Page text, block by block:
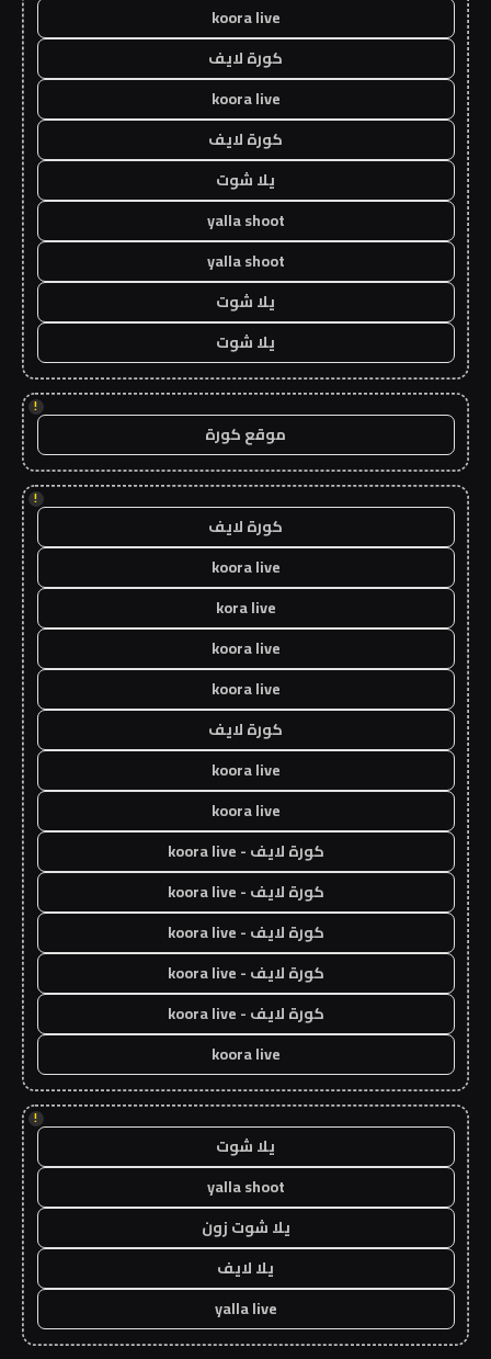
koora live
كورة لايف
koora live
كورة لايف
يلا شوت
yalla shoot
yalla shoot
يلا شوت
يلا شوت
!
موقع كورة
!
كورة لايف
koora live
kora live
koora live
koora live
كورة لايف
koora live
koora live
كورة لايف - koora live
كورة لايف - koora live
كورة لايف - koora live
كورة لايف - koora live
كورة لايف - koora live
koora live
!
يلا شوت
yalla shoot
يلا شوت زون
يلا لايف
yalla live